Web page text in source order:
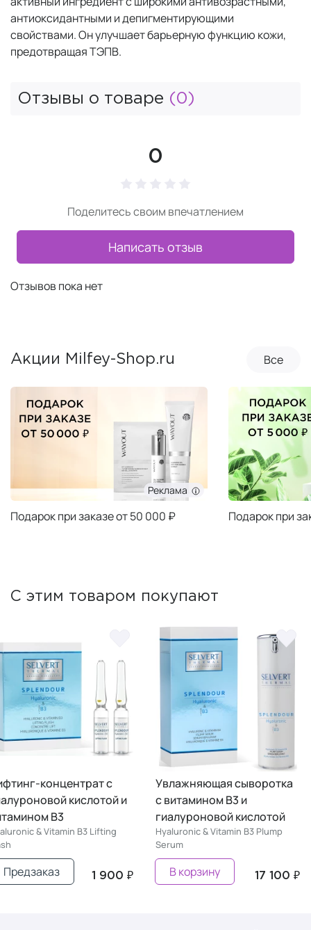
антиоксидантными и депигментирующими
свойствами. Он улучшает барьерную функцию кожи,
предотвращая ТЭПВ.
Отзывы о товаре (0)
0
Поделитесь своим впечатлением
Написать отзыв
Отзывов пока нет
Акции Milfey-Shop.ru Все
Реклама
Подарок при заказе от 50 000 ₽ Подарок при
С этим товаром покупают
концентрат с
кислотой и
В3
& Vitamin B3 Lifting
1 900 ₽
Предзаказ
Увлажняющая сыворотка
с витамином В3 и
гиалуроновой кислотой
Hyaluronic & Vitamin B3 Plump
Serum
17 100 ₽
В корзину